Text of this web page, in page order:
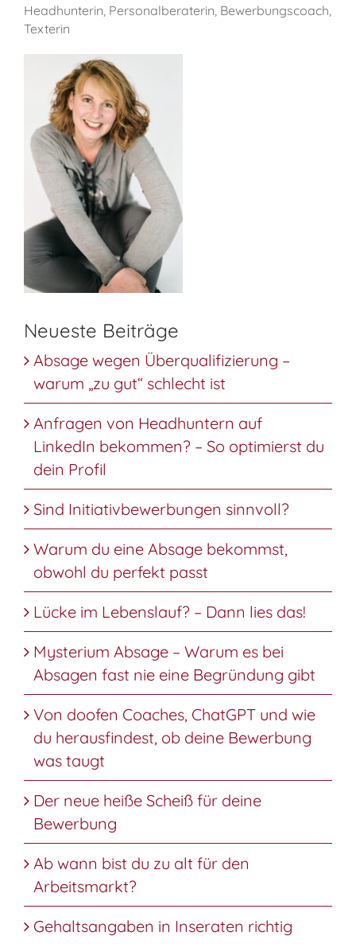
Headhunterin, Personalberaterin, Bewerbungscoach,
Texterin
Neueste Beiträge
Absage wegen Überqualifizierung –
warum „zu gut“ schlecht ist
Anfragen von Headhuntern auf
LinkedIn bekommen? – So optimierst du
dein Profil
Sind Initiativbewerbungen sinnvoll?
Warum du eine Absage bekommst,
obwohl du perfekt passt
Lücke im Lebenslauf? – Dann lies das!
Mysterium Absage – Warum es bei
Absagen fast nie eine Begründung gibt
Von doofen Coaches, ChatGPT und wie
du herausfindest, ob deine Bewerbung
was taugt
Der neue heiße Scheiß für deine
Bewerbung
Ab wann bist du zu alt für den
Arbeitsmarkt?
Gehaltsangaben in Inseraten richtig